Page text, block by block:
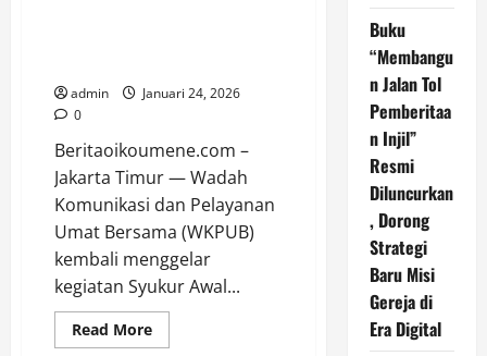
admin
Januari 24, 2026
0
Beritaoikoumene.com –
Jakarta Timur — Wadah
Komunikasi dan Pelayanan
Umat Bersama (WKPUB)
kembali menggelar
kegiatan Syukur Awal...
Read MoreRead
more
Buku
“Membangu
n Jalan Tol
Pemberitaa
n Injil”
Resmi
Diluncurkan
, Dorong
Strategi
Baru Misi
Gereja di
Era Digital